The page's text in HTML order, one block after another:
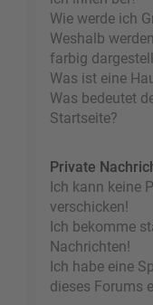
Wie werde ich
Weshalb
farbig
Was ist eine
Was bedeutet
Startseite?
Private
Ich kann keine
verschicken!
Ich bekomme
Nachrichten!
Ich habe eine
dieses Forums